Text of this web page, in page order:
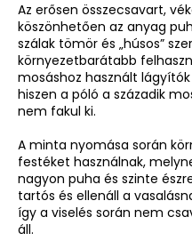
Az erősen összecsavart,
köszönhetően az anyag
szálak tömör és „húsos”
környezetbarátabb
mosáshoz használt
hiszen a póló a századik
nem fakul ki.
A minta nyomása során
festéket használnak,
nagyon puha és szinte
tartós és ellenáll a
így a viselés során nem
áll.